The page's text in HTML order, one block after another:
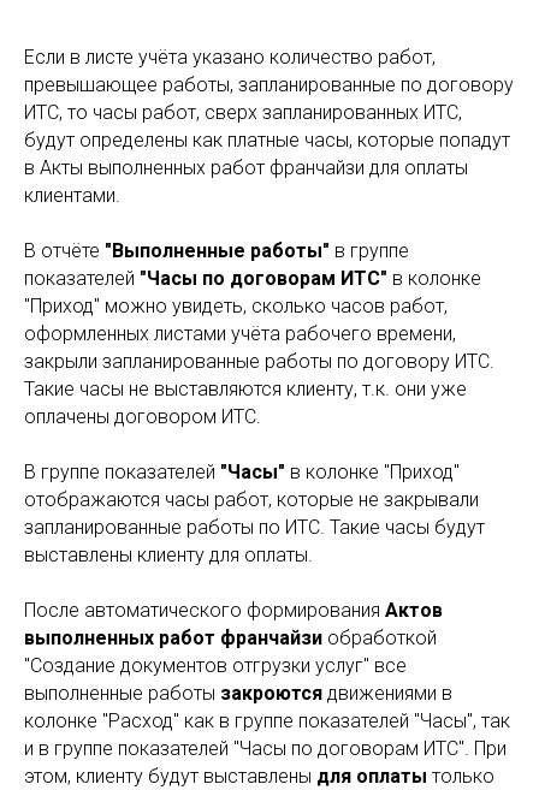
Если в листе учёта указано количество работ,
превышающее работы, запланированные по договору
ИТС, то часы работ, сверх запланированных ИТС,
будут определены как платные часы, которые попадут
в Акты выполненных работ франчайзи для оплаты
клиентами.
В отчёте "Выполненные работы" в группе
показателей "Часы по договорам ИТС" в колонке
"Приход" можно увидеть, сколько часов работ,
оформленных листами учёта рабочего времени,
закрыли запланированные работы по договору ИТС.
Такие часы не выставляются клиенту, т.к. они уже
оплачены договором ИТС.
В группе показателей "Часы" в колонке "Приход"
отображаются часы работ, которые не закрывали
запланированные работы по ИТС. Такие часы будут
выставлены клиенту для оплаты.
После автоматического формирования Актов
выполненных работ франчайзи обработкой
"Создание документов отгрузки услуг" все
выполненные работы закроются движениями в
колонке "Расход" как в группе показателей "Часы", так
и в группе показателей "Часы по договорам ИТС". При
этом, клиенту будут выставлены для оплаты только